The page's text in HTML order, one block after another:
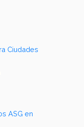
Ciudades
ASG en